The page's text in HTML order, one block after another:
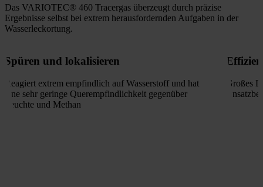
Das VARIOTEC® 460 Tracergas überzeugt durch präzise
Ergebnisse selbst bei extrem herausfordernden Aufgaben in der
Wasserleckortung.
Spüren und lokalisieren
Reagiert extrem empfindlich auf Wasserstoff und hat
eine sehr geringe Querempfindlichkeit gegenüber
Feuchte und Methan
Großes